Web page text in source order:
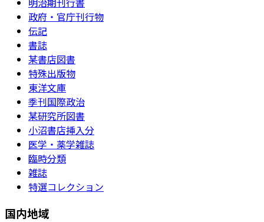
政府・官庁刊行物
伝記
書誌
某書店図書
特殊出版物
東洋文庫
季刊国際政治
某研究所図書
小沼書店挿入分
医学・薬学雑誌
臨時分類
雑誌
特選コレクション
国内地域